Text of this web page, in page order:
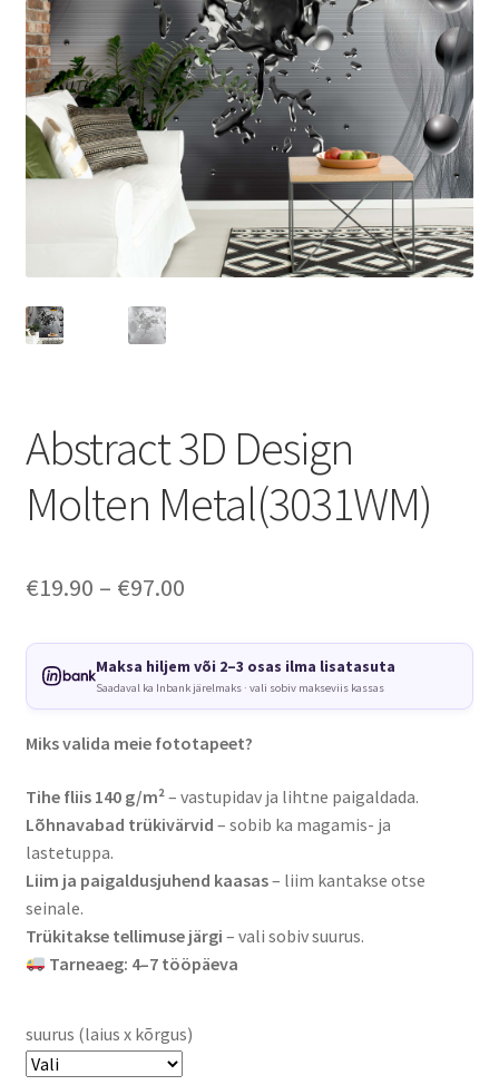
Abstract 3D Design
Molten Metal(3031WM)
€19.90 – €97.00Price
€19.90
through
€97.00
Maksa hiljem või 2–3 osas ilma lisatasuta
Saadaval ka Inbank järelmaks · vali sobiv makseviis kassas
Miks valida meie fototapeet?
Tihe fliis 140 g/m²– vastupidav ja lihtne paigaldada.
Lõhnavabad trükivärvid – sobib ka magamis- ja
lastetuppa.
Liim ja paigaldusjuhend kaasas– liim kantakse otse
seinale.
Trükitakse tellimuse järgi – vali sobiv suurus.
Tarneaeg: 4–7 tööpäeva
suurus (laius x kõrgus)